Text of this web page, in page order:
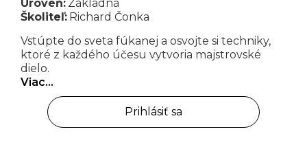
Úroveň: Základná
Školiteľ: Richard Čonka
Vstúpte do sveta fúkanej a osvojte si techniky,
ktoré z každého účesu vytvoria majstrovské
dielo.
Viac…
Prihlásiť sa